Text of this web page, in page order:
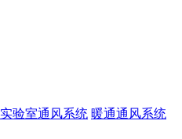
实验室通风系统 暖通通风系统